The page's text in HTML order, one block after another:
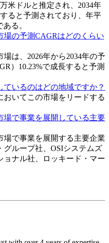
米ドルと推定され、2034年
ると予測されており、年平
る。
場の予測CAGRはどのくらい
は、2026年から2034年の予
）10.23%で成長すると予測
いるのはどの地域ですか？
おいてこの市場をリードする
場で事業を展開している主要
場で事業を展開する主要企業
グループ社、OSIシステムズ
ナル社、ロッキード・マー